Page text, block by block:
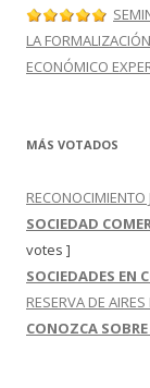
LA
ECONÓMICO
MÁS VOTADOS
RECONOCIMIENTO
SOCIEDAD
votes ]
SOCIEDADES EN
RESERVA DE
CONOZCA